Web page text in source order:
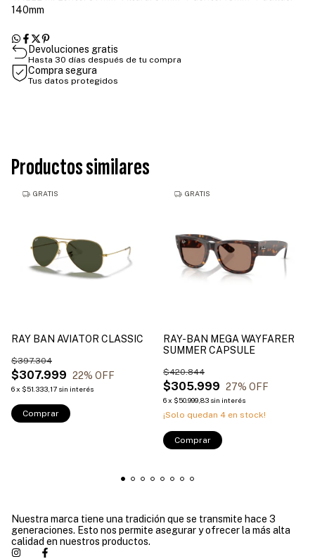
140mm
Devoluciones gratis
Hasta 30 días después de tu compra
Compra segura
Tus datos protegidos
Productos similares
GRATIS
RAY BAN AVIATOR CLASSIC
$307.999
$397.304
22% OFF
6x $51.333,17 sin interés
Comprar
GRATIS
RAY-BAN MEGA WAYFARER
SUMMER CAPSULE
$305.999
$420.844
27% OFF
6x $50.999,83 sin interés
¡Solo quedan 4 en stock!
Comprar
Nuestra marca tiene una tradición que se transmite hace 3
generaciones. Esto nos permite asegurar y ofrecer la más alta
calidad en nuestros productos.